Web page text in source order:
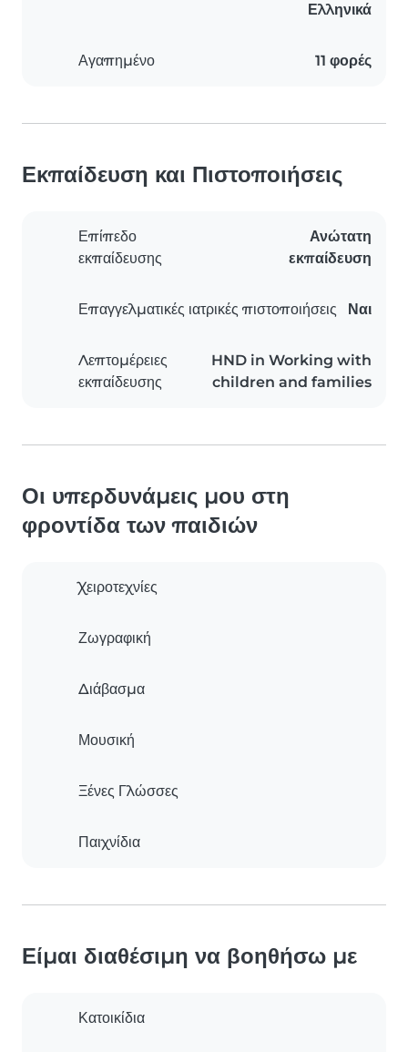
Ελληνικά
Αγαπημένο 11 φορές
Εκπαίδευση και Πιστοποιήσεις
Επίπεδο
εκπαίδευσης
Ανώτατη
εκπαίδευση
Επαγγελματικές ιατρικές πιστοποιήσεις Ναι
Λεπτομέρειες
εκπαίδευσης
HND in Working with
children and families
Οι υπερδυνάμεις μου στη
φροντίδα των παιδιών
Χειροτεχνίες
Ζωγραφική
Διάβασμα
Μουσική
Ξένες Γλώσσες
Παιχνίδια
Είμαι διαθέσιμη να βοηθήσω με
Κατοικίδια